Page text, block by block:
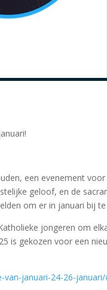
een evenement
geloof, en de
om er in januari bij te
jongeren om
is gekozen voor een
januari-24-26-